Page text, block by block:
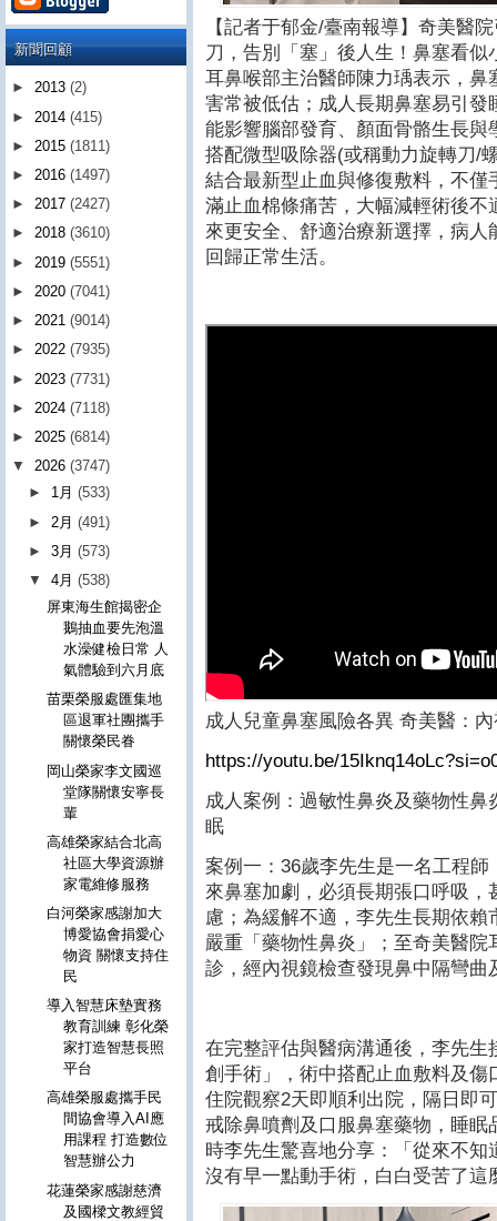
【記者于郁金/臺南報導】奇美醫
刀，告別「塞」後人生！鼻塞看
耳鼻喉部主治醫師陳力瑀表示，
害常被低估；成人長期鼻塞易引
能影響腦部發育、顏面骨骼生長
搭配微型吸除器(或稱動力旋轉刀/
結合最新型止血與修復敷料，不
滿止血棉條痛苦，大幅減輕術後
來更安全、舒適治療新選擇，病
回歸正常生活。
成人兒童鼻塞風險各異 奇美醫：
https://youtu.be/
成人案例：過敏性鼻炎及藥物性
眠
案例一：36歲李先生是一名工程
來鼻塞加劇，必須長期張口呼吸
慮；為緩解不適，李先生長期依
嚴重「藥物性鼻炎」；至奇美醫
診，經內視鏡檢查發現鼻中隔彎曲
在完整評估與醫病溝通後，李先
創手術」，術中搭配止血敷料及
住院觀察2天即順利出院，隔日即
戒除鼻噴劑及口服鼻塞藥物，睡
時李先生驚喜地分享：「從來不
沒有早一點動手術，白白受苦了這
新聞回顧
► 2013 (2)
► 2014 (415)
► 2015 (1811)
► 2016 (1497)
► 2017 (2427)
► 2018 (3610)
► 2019 (5551)
► 2020 (7041)
► 2021 (9014)
► 2022 (7935)
► 2023 (7731)
► 2024 (7118)
► 2025 (6814)
▼ 2026 (3747)
► 1月(533)
► 2月(491)
►3月(573)
▼4月(538)
屏東海生館揭密企
鵝抽血要先泡溫
水澡健檢日常 人
氣體驗到六月底
苗栗榮服處匯集地
區退軍社團攜手
關懷榮民眷
岡山榮家李文國巡
堂隊關懷安寧長
輩
高雄榮家結合北高
社區大學資源辦
家電維修服務
白河榮家感謝加大
博愛協會捐愛心
物資 關懷支持住
民
導入智慧床墊實務
教育訓練 彰化榮
家打造智慧長照
平台
高雄榮服處攜手民
間協會導入AI應
用課程 打造數位
智慧辦公力
花蓮榮家感謝慈濟
及國樑文教經貿